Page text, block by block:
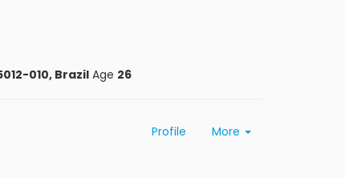
010, Brazil Age 26
Profile More